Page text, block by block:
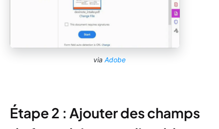
via Adobe
Étape 2 : Ajouter des champs